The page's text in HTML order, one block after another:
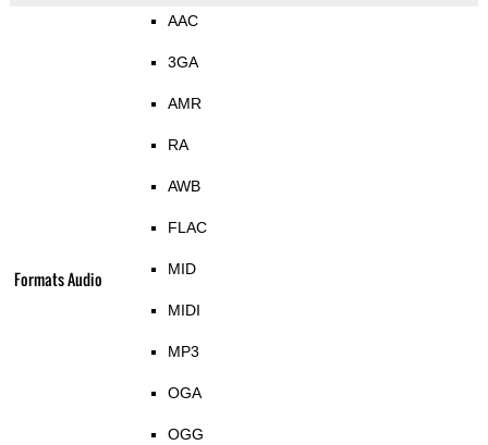
Formats Audio
AAC
3GA
AMR
RA
AWB
FLAC
MID
MIDI
MP3
OGA
OGG